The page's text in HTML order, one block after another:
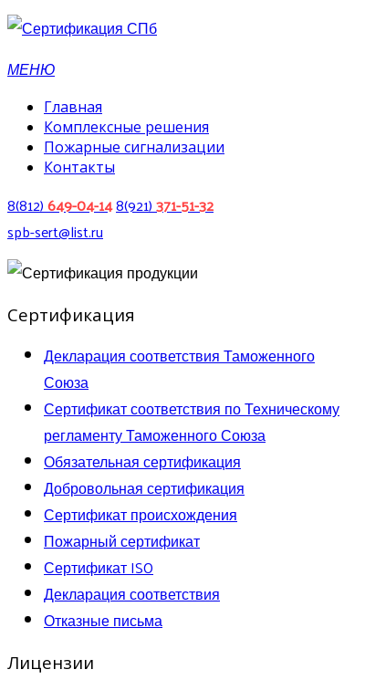
МЕНЮ
Главная
Комплексные решения
Пожарные сигнализации
Контакты
8(812)649-04-148(921)371-51-32
spb-sert@list.ru
Сертификация
Декларация соответствия Таможенного
Союза
Сертификат соответствия по Техническому
регламенту Таможенного Союза
Обязательная сертификация
Добровольная сертификация
Сертификат происхождения
Пожарный сертификат
Сертификат ISO
Декларация соответствия
Отказные письма
Лицензии